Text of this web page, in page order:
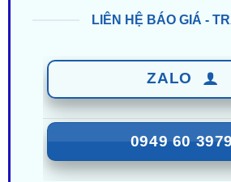
LIÊN HỆ BÁO GIÁ -
ZALO
0949 60